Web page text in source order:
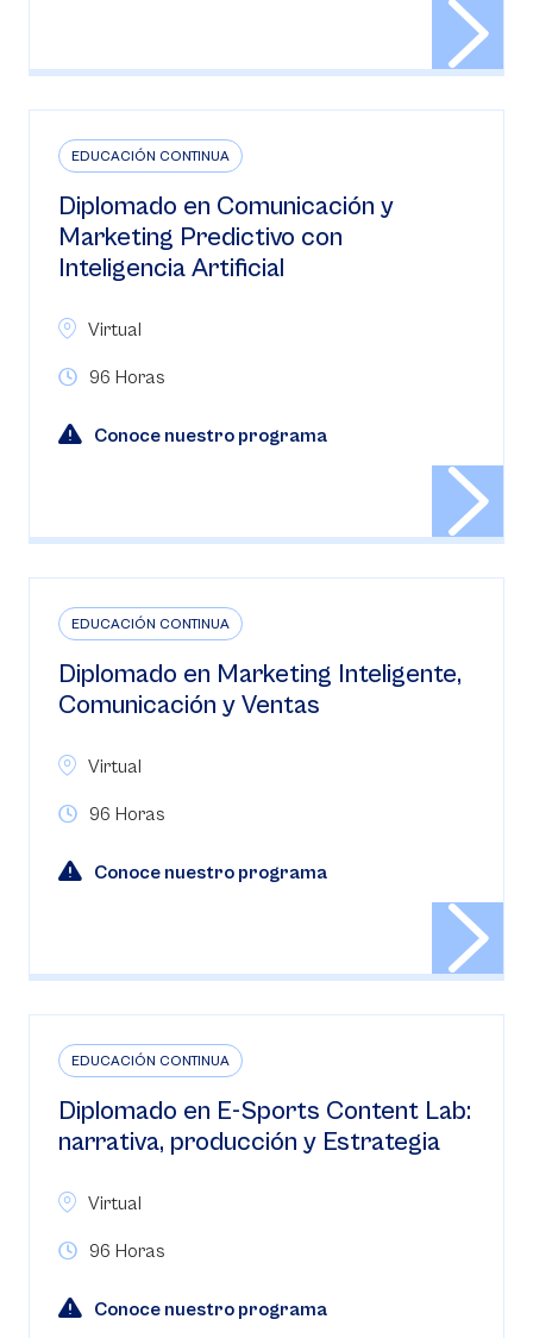
EDUCACIÓN CONTINUA
Diplomado en Comunicación y
Marketing Predictivo con
Inteligencia Artificial
Virtual
96 Horas
Conoce nuestro programa
EDUCACIÓN CONTINUA
Diplomado en Marketing Inteligente,
Comunicación y Ventas
Virtual
96 Horas
Conoce nuestro programa
EDUCACIÓN CONTINUA
Diplomado en E-Sports Content Lab:
narrativa, producción y Estrategia
Virtual
96 Horas
Conoce nuestro programa